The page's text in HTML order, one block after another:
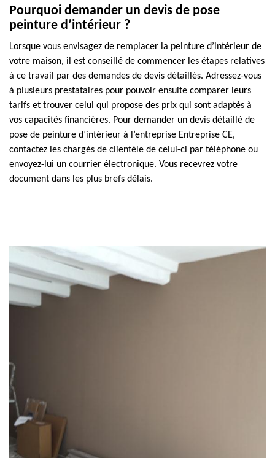
Pourquoi demander un devis de pose
peinture d’intérieur ?
Lorsque vous envisagez de remplacer la peinture d’intérieur de
votre maison, il est conseillé de commencer les étapes relatives
à ce travail par des demandes de devis détaillés. Adressez-vous
à plusieurs prestataires pour pouvoir ensuite comparer leurs
tarifs et trouver celui qui propose des prix qui sont adaptés à
vos capacités financières. Pour demander un devis détaillé de
pose de peinture d’intérieur à l’entreprise Entreprise CE,
contactez les chargés de clientèle de celui-ci par téléphone ou
envoyez-lui un courrier électronique. Vous recevrez votre
document dans les plus brefs délais.